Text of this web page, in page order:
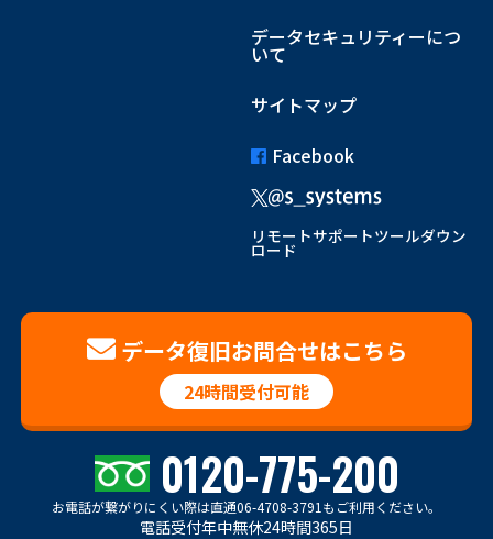
データセキュリティーにつ
いて
サイトマップ
Facebook
リモートサポートツールダウン
ロード
データ復旧お問合せはこちら
24時間受付可能
0120-775-200
お電話が繋がりにくい際は直通06-4708-3791もご利用ください。
電話受付年中無休24時間365日